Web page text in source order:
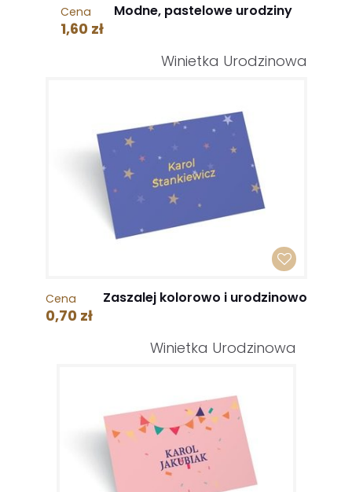
Cena
1,60 zł
Modne, pastelowe urodziny
Winietka Urodzinowa
Cena
0,70 zł
Zaszalej kolorowo i urodzinowo
Winietka Urodzinowa